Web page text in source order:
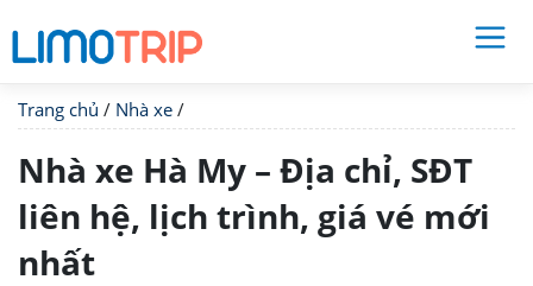
Trang chủ / Nhà xe /
Nhà xe Hà My – Địa chỉ, SĐT
liên hệ, lịch trình, giá vé mới
nhất